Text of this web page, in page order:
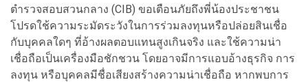
ตำรวจสอบสวนกลาง (CIB) ขอเตือนภัยถึงพี่น้องประชาชน
โปรดใช้ความระมัดระวังในการร่วมลงทุนหรือปล่อยสินเชื่อ
กับบุคคลใดๆ ที่อ้างผลตอบแทนสูงเกินจริง และใช้ความน่า
เชื่อถือเป็นเครื่องมือชักชวน โดยอาจมีการแอบอ้างธุรกิจ การ
ลงทุน หรือบุคคลมีชื่อเสียงสร้างความน่าเชื่อถือ หากพบการ